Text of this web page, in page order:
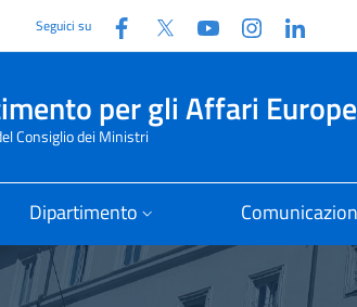
Seguici su Facebook
Twitter YouTubeInstagram
per gli Affari
Consiglio dei Ministri
Dipartimento